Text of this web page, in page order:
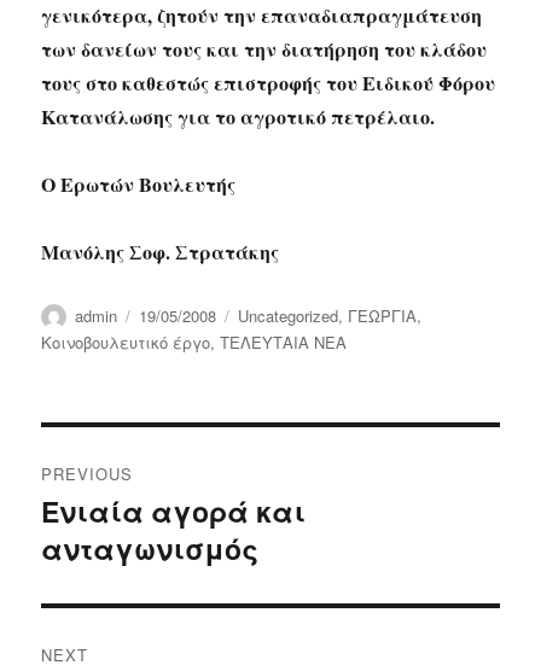
γενικότερα, ζητούν την επαναδιαπραγμάτευση
των δανείων τους και την διατήρηση του κλάδου
τους στο καθεστώς επιστροφής του Ειδικού Φόρου
Κατανάλωσης για το αγροτικό πετρέλαιο.
Ο Ερωτών Βουλευτής
Μανόλης Σοφ. Στρατάκης
Author
admin
Posted
on
19/05/2008 Categories
Uncategorized, ΓΕΩΡΓΙΑ,
Κοινοβουλευτικό έργο,ΤΕΛΕΥΤΑΙΑ ΝΕΑ
navigation
PREVIOUS
Previous
post:
Ενιαία αγορά και
ανταγωνισμός
NEXT